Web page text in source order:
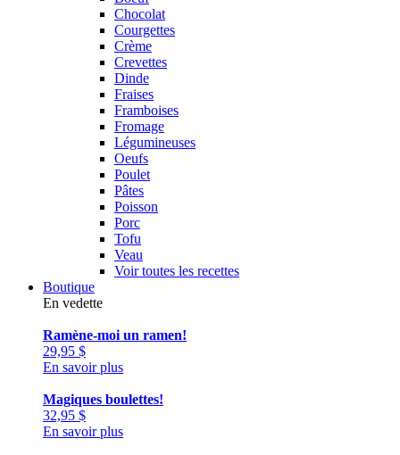
Chocolat
Courgettes
Crème
Crevettes
Dinde
Fraises
Framboises
Fromage
Légumineuses
Oeufs
Poulet
Pâtes
Poisson
Porc
Tofu
Veau
Voir toutes les recettes
Boutique
En vedette
Ramène-moi un ramen!
29,95 $
En savoir plus
Magiques boulettes!
32,95 $
En savoir plus